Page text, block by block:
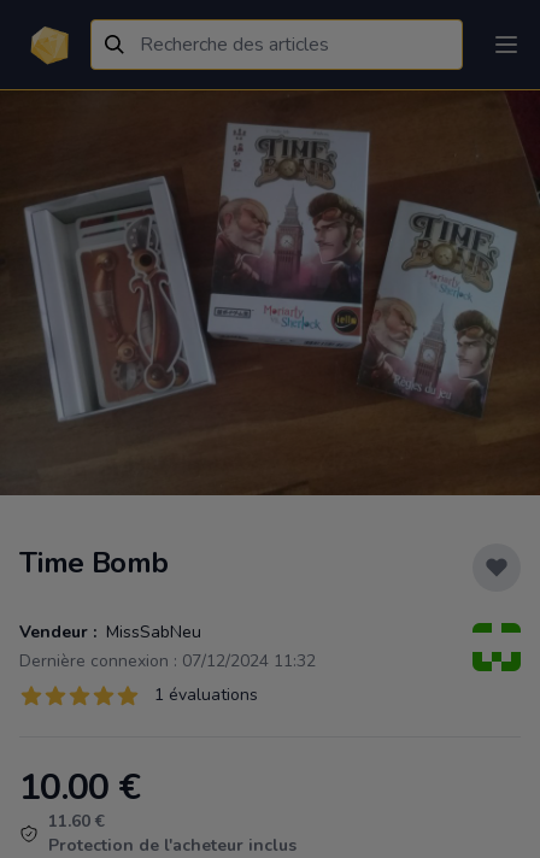
Time Bomb
Vendeur : MissSabNeu
Dernière connexion : 07/12/2024 11:32
Évaluations
1 sur 5 étoiles 1 évaluations
Product information
10.00 €
11.60 €
Protection de l'acheteur inclus